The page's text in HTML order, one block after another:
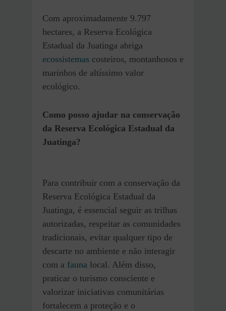
Com aproximadamente 9.797
hectares, a Reserva Ecológica
Estadual da Juatinga abriga
ecossistemas costeiros, montanhosos e
marinhos de altíssimo valor
ecológico.
Como posso ajudar na conservação
da Reserva Ecológica Estadual da
Juatinga?
Para contribuir com a conservação da
Reserva Ecológica Estadual da
Juatinga, é essencial seguir as trilhas
autorizadas, respeitar as comunidades
tradicionais, evitar qualquer tipo de
descarte no ambiente e não interagir
com a fauna local. Além disso,
praticar o turismo consciente e
valorizar iniciativas comunitárias
fortalecem a proteção e o